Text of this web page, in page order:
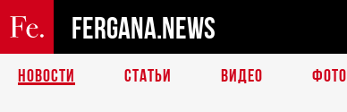
FERGANA.NEWS
НОВОСТИ СТАТЬИ ВИДЕО ФОТО